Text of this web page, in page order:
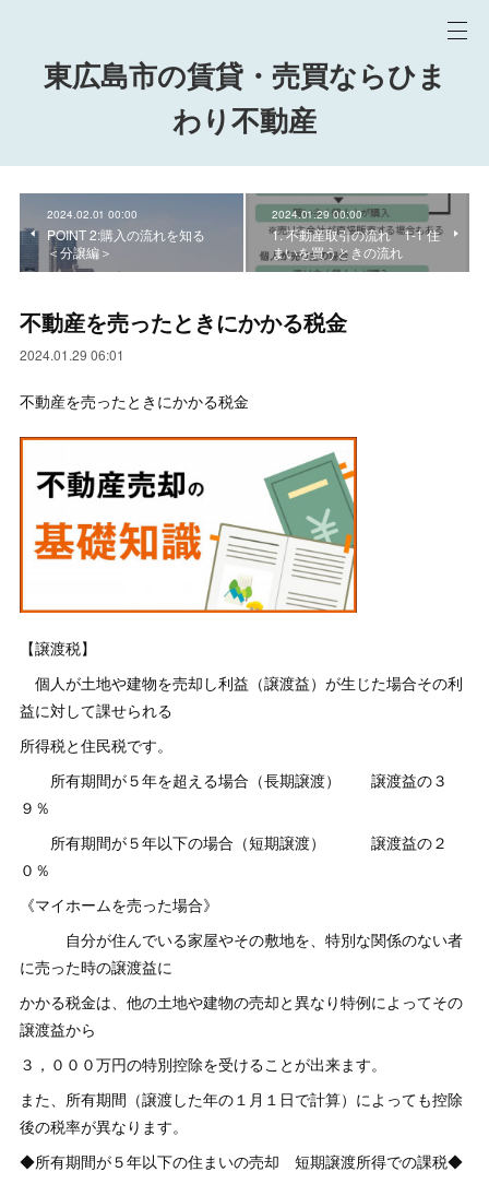
東広島市の賃貸・売買ならひま
わり不動産
2024.02.01 00:00
POINT 2:購入の流れを知る
＜分譲編＞
2024.01.29 00:00
1. 不動産取引の流れ 1-1 住
まいを買うときの流れ
不動産を売ったときにかかる税金
2024.01.29 06:01
不動産を売ったときにかかる税金
【譲渡税】
個人が土地や建物を売却し利益（譲渡益）が生じた場合その利
益に対して課せられる
所得税と住民税です。
所有期間が５年を超える場合（長期譲渡） 譲渡益の３
９％
所有期間が５年以下の場合（短期譲渡） 譲渡益の２
０％
《マイホームを売った場合》
自分が住んでいる家屋やその敷地を、特別な関係のない者
に売った時の譲渡益に
かかる税金は、他の土地や建物の売却と異なり特例によってその
譲渡益から
３，０００万円の特別控除を受けることが出来ます。
また、所有期間（譲渡した年の１月１日で計算）によっても控除
後の税率が異なります。
◆所有期間が５年以下の住まいの売却 短期譲渡所得での課税◆